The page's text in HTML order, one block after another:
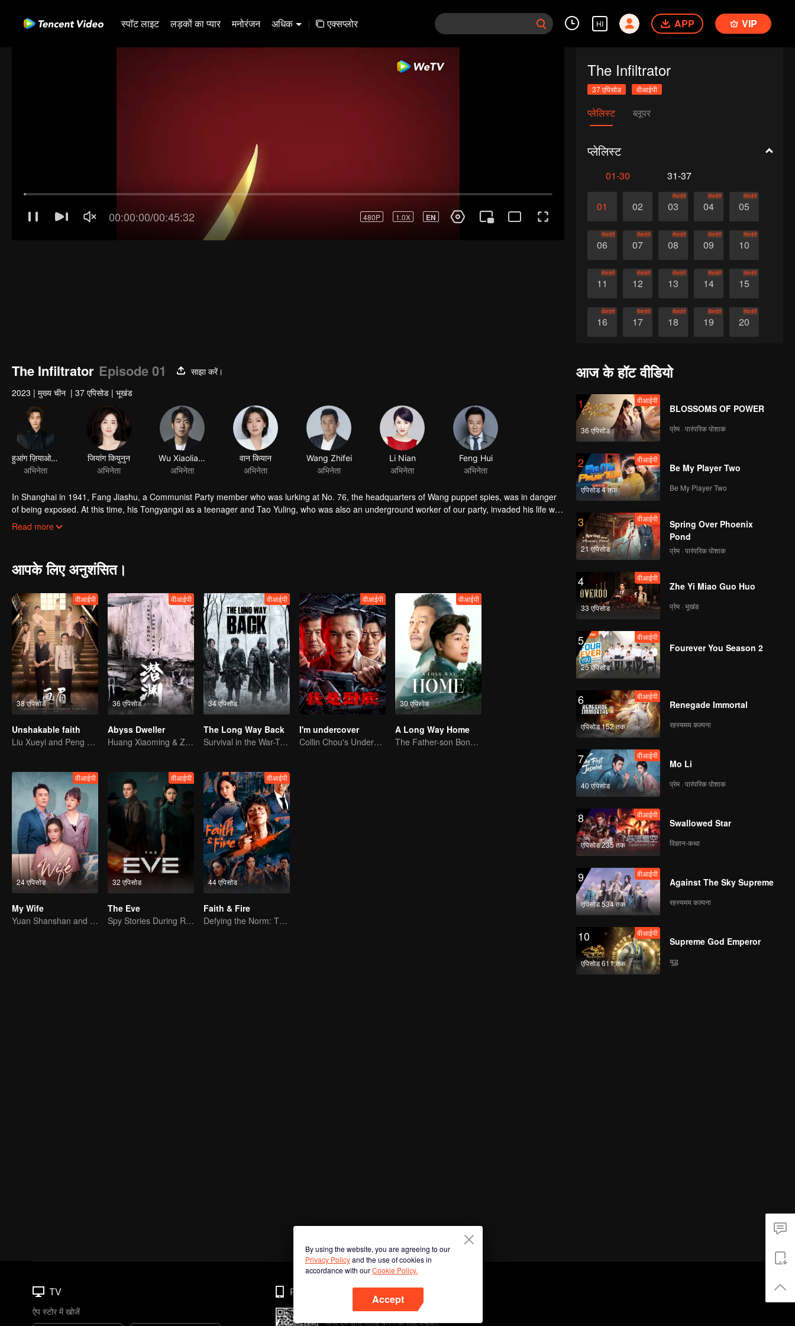
स्पॉट लाइट लड़कों का प्यार मनोरंजन अधिक | एक्सप्लोर HI APP VIP
The Infiltrator
37 एपिसोड वीआईपी
प्लेलिस्ट ब्लूपर
प्लेलिस्ट
01-30 31-37
01 02 03
वीआईपी
04
वीआईपी
05
वीआईपी
06
वीआईपी
07
वीआईपी
08
वीआईपी
09
वीआईपी
10
वीआईपी
11
वीआईपी
12
वीआईपी
13
वीआईपी
14
वीआईपी
15
वीआईपी
16
वीआईपी
17
वीआईपी
18
वीआईपी
19
वीआईपी
20
वीआईपी
26 27
The Infiltrator Episode 01
साझा करें।
2023 | मुख्य चीन | 37 एपिसोड | भूखंड
हुआंग ज़ियाओमिंग
अभिनेता
जियांग कियुनुन
अभिनेता
Wu Xiaoliang
अभिनेता
वान कियान
अभिनेता
Wang Zhifei
अभिनेता
In Shanghai in 1941, Fang Jiashu, a Communist Party member who was lurking at No. 76, the headquarters of Wang puppet spies, was in danger
of being exposed. At this time, his Tongyangxi as a teenager and Tao Yuling, who was also an underground worker of our party, invaded his life with
two children, and in order to protect Fang Jiashu's latent identity, they began to pretend to be a family with him. On the other hand, Fang Jiashu
Read more
आपके लिए अनुशंसित।
38 एपिसोड
वीआईपी
Unshakable faith
Liu Xueyi and Peng Xiaoran Are Starring in Spy Dramas
36 एपिसोड
वीआईपी
Abyss Dweller
Huang Xiaoming & Zhang Jianing in "Shadows at Midnight"
34 एपिसोड
वीआईपी
The Long Way Back
Survival in the War-Torn Era: Hu Jun and Li Naiwen's Perilous Journey
वीआईपी
I'm undercover
Collin Chou's Undercover War
30 एपिसोड
वीआईपी
A Long Way Home
The Father-son Bond Depicted by Zhang Wanyi and Guo Tao
24 एपिसोड
वीआईपी
My Wife
Yuan Shanshan and Du Chun encountering a marital crisis
32 एपिसोड
वीआईपी
The Eve
Spy Stories During ROC Government Ruling, Starring Oho Ou and Candy Chang
44 एपिसोड
वीआईपी
Faith & Fire
Defying the Norm: The Unconventional Spy War
आज के हॉट वीडियो
1
36 एपिसोड
वीआईपी
BLOSSOMS OF POWER
प्रेम · पारंपरिक पोशाक
2
एपिसोड 4 तक
वीआईपी
Be My Player Two
Be My Player Two
3
21 एपिसोड
वीआईपी
Spring Over Phoenix
Pond
प्रेम · पारंपरिक पोशाक
4
33 एपिसोड
वीआईपी
Zhe Yi Miao Guo Huo
प्रेम · भूखंड
5
25 एपिसोड
वीआईपी
Fourever You Season 2
6
एपिसोड 152 तक
वीआईपी
Renegade Immortal
रहस्यमय कल्पना
7
40 एपिसोड
वीआईपी
Mo Li
प्रेम · पारंपरिक पोशाक
8
एपिसोड 235 तक
वीआईपी
Swallowed Star
विज्ञान-कथा
9
एपिसोड 534 तक
वीआईपी
Against The Sky Supreme
रहस्यमय कल्पना
10
एपिसोड 611 तक
वीआईपी
Supreme God Emperor
युद्ध
By using the website, you are agreeing to our
Privacy Policyand the use of cookies in
accordance with ourCookie Policy.
Accept
TV
ऐप स्टोर में खोजें
Phone
अभी ऐप डाउनलोड करने के लिए क्यूआर